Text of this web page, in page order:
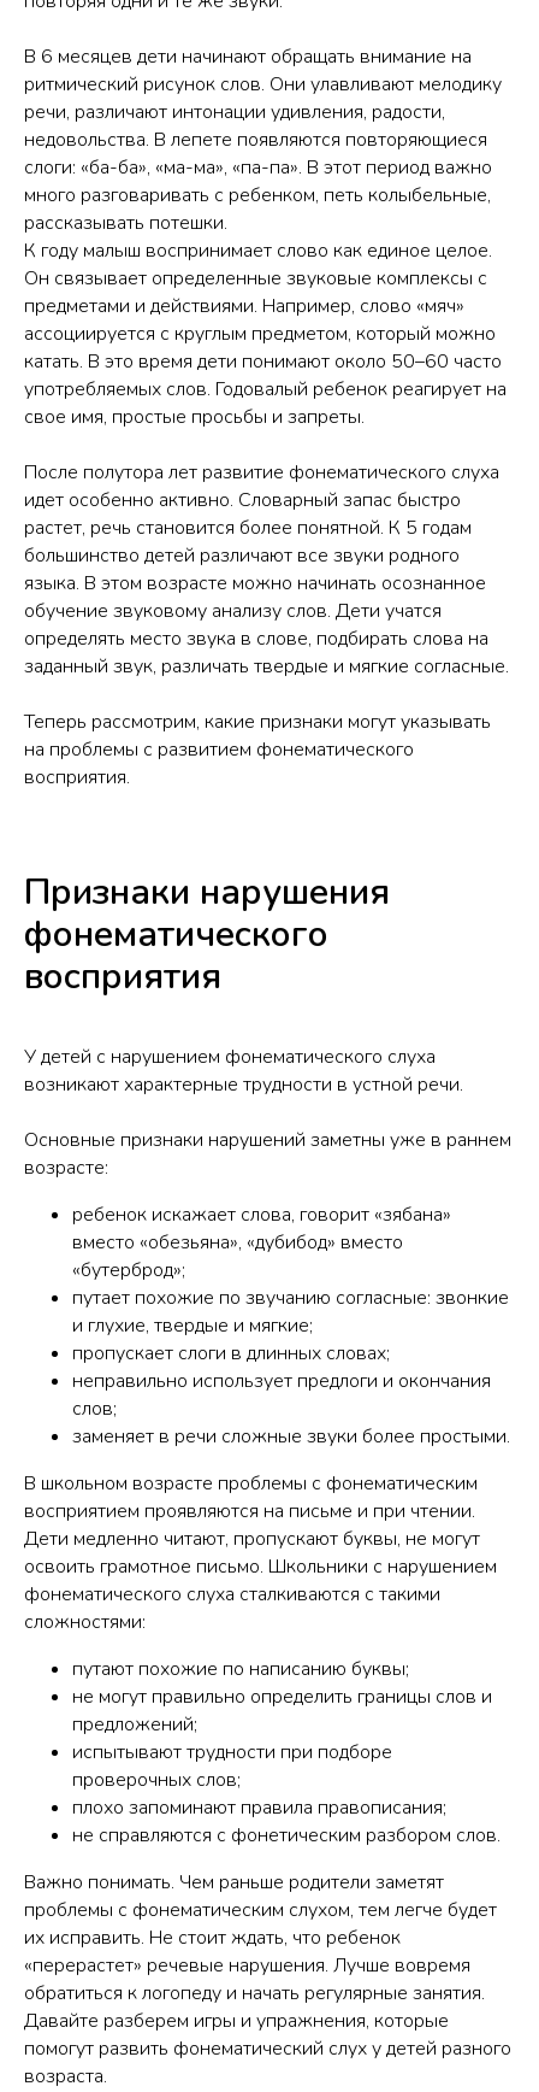
В 6 месяцев дети начинают обращать внимание на
ритмический рисунок слов. Они улавливают мелодику
речи, различают интонации удивления, радости,
недовольства. В лепете появляются повторяющиеся
слоги: «ба-ба», «ма-ма», «па-па». В этот период важно
много разговаривать с ребенком, петь колыбельные,
рассказывать потешки.
К году малыш воспринимает слово как единое целое.
Он связывает определенные звуковые комплексы с
предметами и действиями. Например, слово «мяч»
ассоциируется с круглым предметом, который можно
катать. В это время дети понимают около 50–60 часто
употребляемых слов. Годовалый ребенок реагирует на
свое имя, простые просьбы и запреты.
После полутора лет развитие фонематического слуха
идет особенно активно. Словарный запас быстро
растет, речь становится более понятной. К 5 годам
большинство детей различают все звуки родного
языка. В этом возрасте можно начинать осознанное
обучение звуковому анализу слов. Дети учатся
определять место звука в слове, подбирать слова на
заданный звук, различать твердые и мягкие согласные.
Теперь рассмотрим, какие признаки могут указывать
на проблемы с развитием фонематического
восприятия.
Признаки нарушения
фонематического
восприятия
У детей с нарушением фонематического слуха
возникают характерные трудности в устной речи.
Основные признаки нарушений заметны уже в раннем
возрасте:
ребенок искажает слова, говорит «зябана»
вместо «обезьяна», «дубибод» вместо
«бутерброд»;
путает похожие по звучанию согласные: звонкие
и глухие, твердые и мягкие;
пропускает слоги в длинных словах;
неправильно использует предлоги и окончания
слов;
заменяет в речи сложные звуки более простыми.
В школьном возрасте проблемы с фонематическим
восприятием проявляются на письме и при чтении.
Дети медленно читают, пропускают буквы, не могут
освоить грамотное письмо. Школьники с нарушением
фонематического слуха сталкиваются с такими
сложностями:
путают похожие по написанию буквы;
не могут правильно определить границы слов и
предложений;
испытывают трудности при подборе
проверочных слов;
плохо запоминают правила правописания;
не справляются с фонетическим разбором слов.
Важно понимать. Чем раньше родители заметят
проблемы с фонематическим слухом, тем легче будет
их исправить. Не стоит ждать, что ребенок
«перерастет» речевые нарушения. Лучше вовремя
обратиться к логопеду и начать регулярные занятия.
Давайте разберем игры и упражнения, которые
помогут развить фонематический слух у детей разного
возраста.